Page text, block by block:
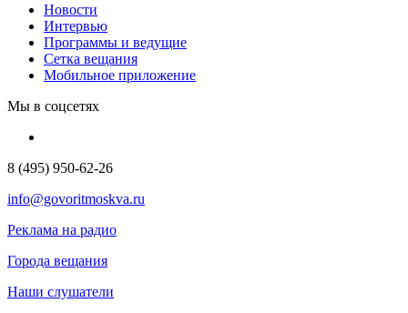
Новости
Интервью
Программы и ведущие
Сетка вещания
Мобильное приложение
Мы в соцсетях
8 (495) 950-62-26
info@govoritmoskva.ru
Реклама на радио
Города вещания
Наши слушатели